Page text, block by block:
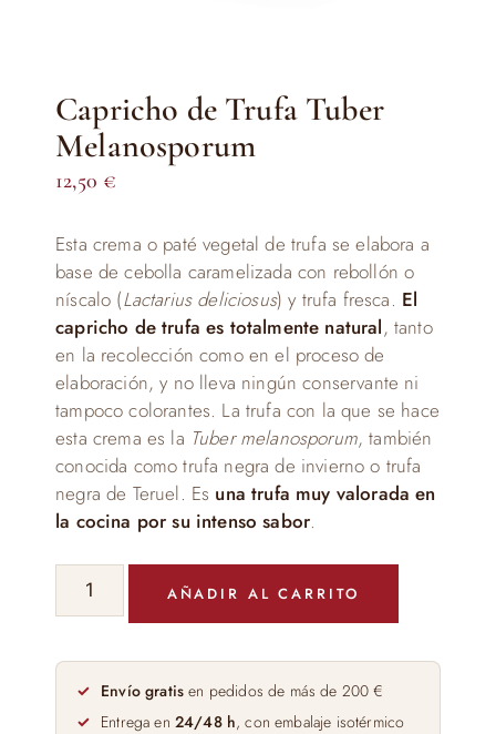
Capricho de Trufa Tuber
Melanosporum
12,50 €
Esta crema o paté vegetal de trufa se elabora a
base de cebolla caramelizada con rebollón o
níscalo (Lactarius deliciosus) y trufa fresca. El
capricho de trufa es totalmente natural, tanto
en la recolección como en el proceso de
elaboración, y no lleva ningún conservante ni
tampoco colorantes. La trufa con la que se hace
esta crema es la Tuber melanosporum, también
conocida como trufa negra de invierno o trufa
negra de Teruel. Es una trufa muy valorada en
la cocina por su intenso sabor.
Capricho
Tuber
Melanosporum
cantidad
AÑADIR AL CARRITO
Envío gratis en pedidos de más de 200 €
Entrega en 24/48 h, con embalaje isotérmico